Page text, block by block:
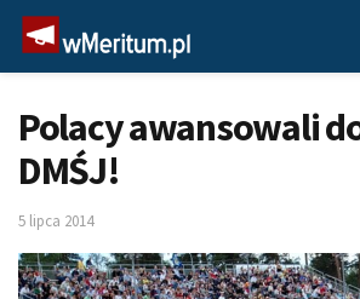
Polacy awansowali
DMŚJ!
5 lipca 2014